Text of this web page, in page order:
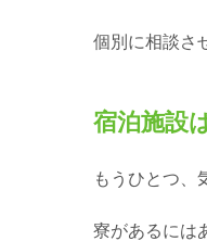
個別に相談さ
宿泊施設
もうひとつ、
寮があるには